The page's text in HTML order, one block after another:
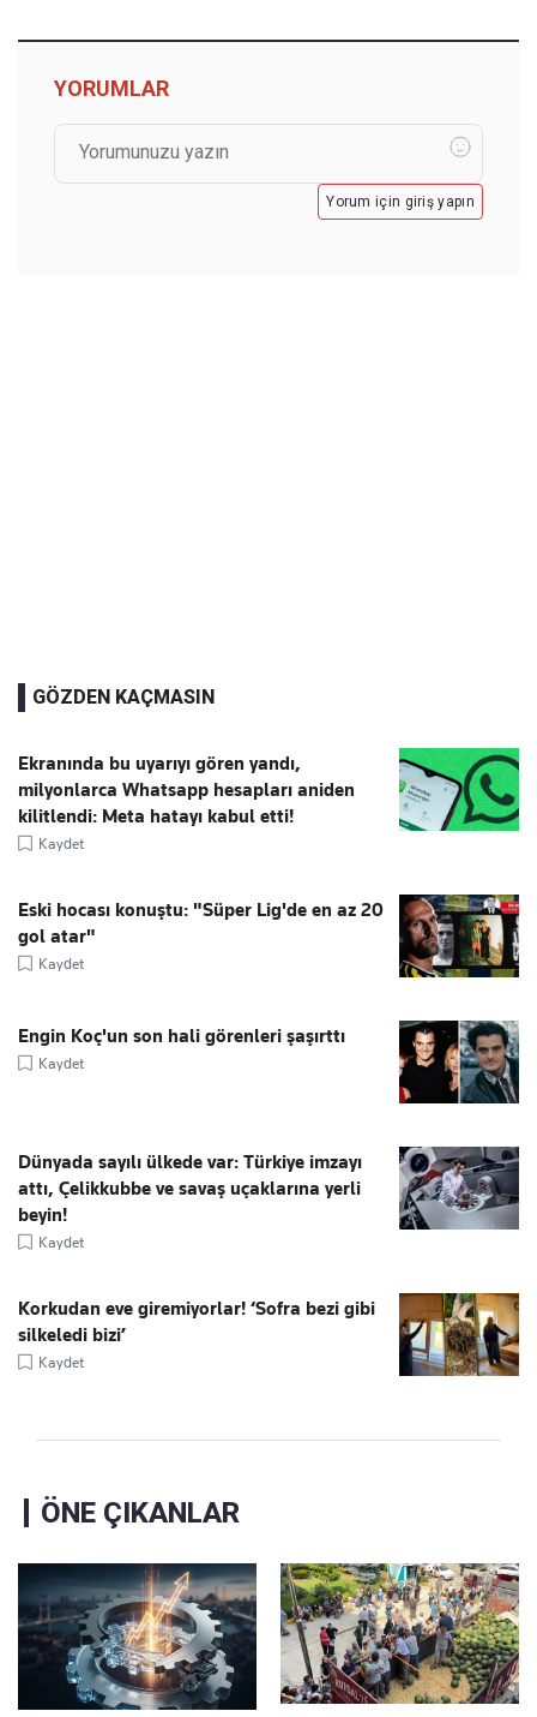
YORUMLAR
Yorum için giriş yapın
GÖZDEN KAÇMASIN
Ekranında bu uyarıyı gören yandı,
milyonlarca Whatsapp hesapları aniden
kilitlendi: Meta hatayı kabul etti!
Kaydet
Eski hocası konuştu: "Süper Lig'de en az 20
gol atar"
Kaydet
Engin Koç'un son hali görenleri şaşırttı
Kaydet
Dünyada sayılı ülkede var: Türkiye imzayı
attı, Çelikkubbe ve savaş uçaklarına yerli
beyin!
Kaydet
Korkudan eve giremiyorlar! ‘Sofra bezi gibi
silkeledi bizi’
Kaydet
ÖNE ÇIKANLAR